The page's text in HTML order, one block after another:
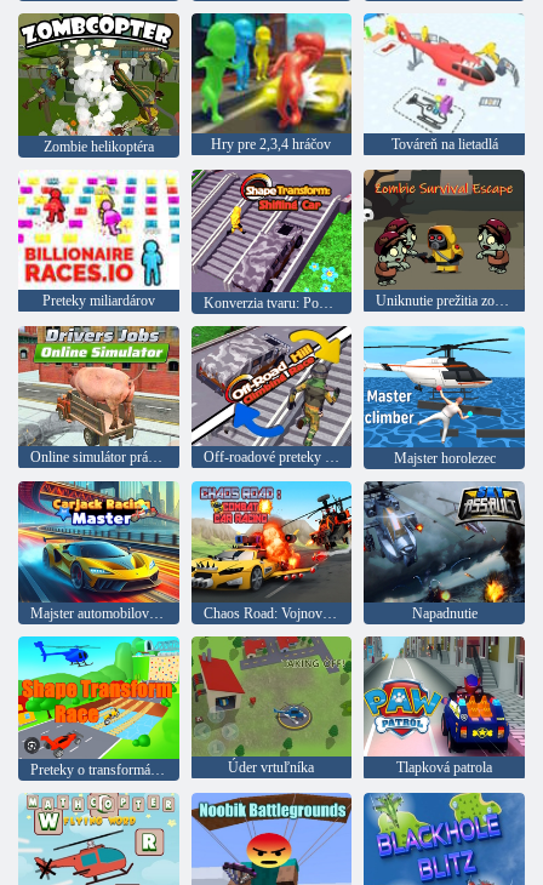
Zombie helikoptéra Hry pre 2,3,4 hráčov Továreň na lietadlá
Preteky miliardárov Konverzia tvaru: Pohybujúce sa auto Uniknutie prežitia zombie
Online simulátor práce vodiča Off-roadové preteky v horách Majster horolezec
Majster automobilových pretekov Chaos Road: Vojnové automobilové preteky Napadnutie
Úder vrtuľníka Tlapková patrola